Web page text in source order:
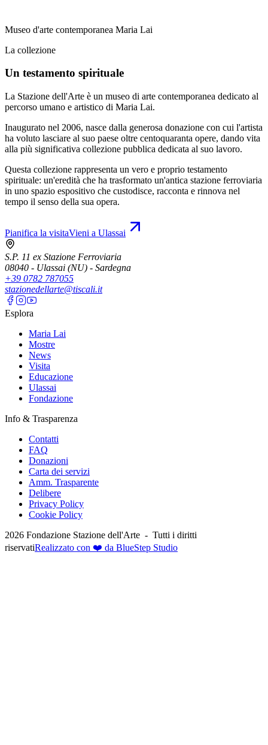
Museo d'arte contemporanea Maria Lai
La collezione
Un testamento spirituale
La Stazione dell'Arte è un museo di arte contemporanea dedicato al
percorso umano e artistico di Maria Lai.
Inaugurato nel 2006, nasce dalla generosa donazione con cui l'artista
ha voluto lasciare al suo paese oltre centoquaranta opere, dando vita
alla più significativa collezione pubblica dedicata al suo lavoro.
Questa collezione rappresenta un vero e proprio testamento
spirituale: un'eredità che ha trasformato un'antica stazione ferroviaria
in uno spazio espositivo che custodisce, racconta e rinnova nel
tempo il senso della sua opera.
Pianifica la visitaVieni a Ulassai
S.P. 11 ex Stazione Ferroviaria
08040 - Ulassai (NU) - Sardegna
+39 0782 787055
stazionedellarte@tiscali.it
Esplora
Maria Lai
Mostre
News
Visita
Educazione
Ulassai
Fondazione
Info & Trasparenza
Contatti
FAQ
Donazioni
Carta dei servizi
Amm. Trasparente
Delibere
Privacy Policy
Cookie Policy
2026 Fondazione Stazione dell'Arte - Tutti i diritti
riservatiRealizzato con ❤️ da BlueStep Studio